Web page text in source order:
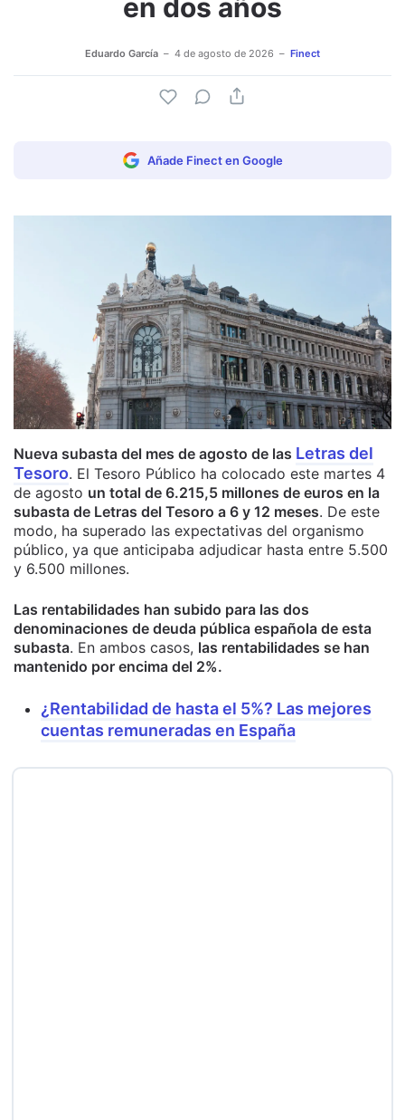
en dos años
Eduardo García 4 de agosto de 2026 Finect
Añade Finect en Google
Nueva subasta del mes de agosto de las Letras del
Tesoro. El Tesoro Público ha colocado este martes 4
de agosto un total de 6.215,5 millones de euros en la
subasta de Letras del Tesoro a 6 y 12 meses. De este
modo, ha superado las expectativas del organismo
público, ya que anticipaba adjudicar hasta entre 5.500
y 6.500 millones.
Las rentabilidades han subido para las dos
denominaciones de deuda pública española de esta
subasta. En ambos casos, las rentabilidades se han
mantenido por encima del 2%.
¿Rentabilidad de hasta el 5%? Las mejores
cuentas remuneradas en España